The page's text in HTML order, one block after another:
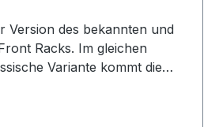
Version des bekannten und
Racks. Im gleichen
Variante kommt die